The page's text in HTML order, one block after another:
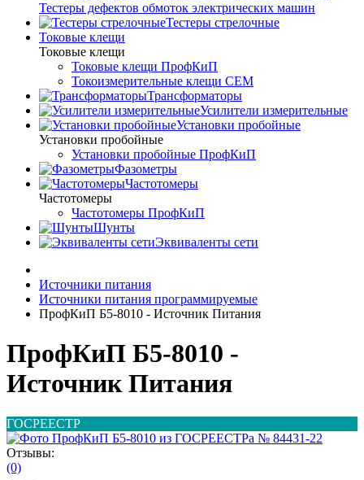
Тестеры дефектов обмоток электрических машин
Тестеры стрелочные
Токовые клещи
Токовые клещи
Токовые клещи ПрофКиП
Токоизмерительные клещи CEM
Трансформаторы
Усилители измерительные
Установки пробойные
Установки пробойные
Установки пробойные ПрофКиП
Фазометры
Частотомеры
Частотомеры
Частотомеры ПрофКиП
Шунты
Эквиваленты сети
Источники питания
Источники питания программируемые
ПрофКиП Б5-8010 - Источник Питания
ПрофКиП Б5-8010 -
Источник Питания
ГОСРЕЕСТР
Отзывы:
(0)